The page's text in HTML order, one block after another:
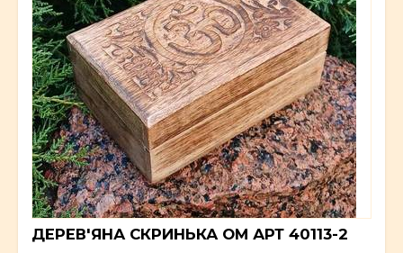
ДЕРЕВ'ЯНА СКРИНЬКА ОМ АРТ 40113-2